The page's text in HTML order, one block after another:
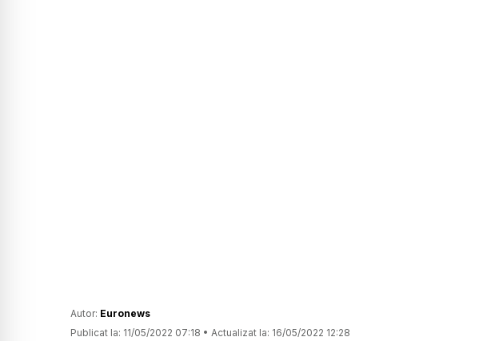
Autor: Euronews
Publicat la: 11/05/2022 07:18 • Actualizat la: 16/05/2022 12:28